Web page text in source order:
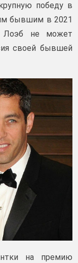
победу в
бывшим в 2021
Лоэб не может
своей бывшей
на премию